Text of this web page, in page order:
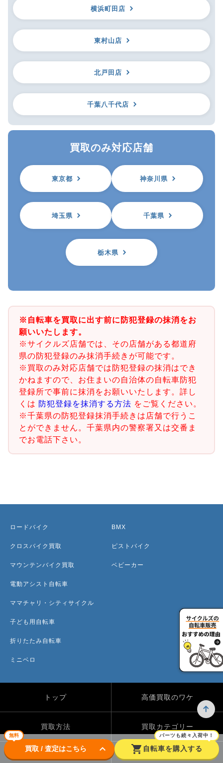
横浜町田店
東村山店
北戸田店
千葉八千代店
買取のみ対応店舗
東京都 神奈川県
埼玉県 千葉県
栃木県
※自転車を買取に出す前に防犯登録の抹消をお
願いいたします。
※サイクルズ店舗では、その店舗がある都道府
県の防犯登録のみ抹消手続きが可能です。
※買取のみ対応店舗では防犯登録の抹消はでき
かねますので、お住まいの自治体の自転車防犯
登録所で事前に抹消をお願いいたします。詳し
くは 防犯登録を抹消する方法 をご覧ください。
※千葉県の防犯登録抹消手続きは店舗で行うこ
とができません。千葉県内の警察署又は交番ま
でお電話下さい。
無料
買取 / 査定はこちら keyboard_arrow_down shopping_cart
パーツも続々入荷中！
自転車を購入する
ロードバイク
クロスバイク買取
マウンテンバイク買取
電動アシスト自転車
ママチャリ・シティサイクル
子ども用自転車
折りたたみ自転車
ミニベロ
BMX
ピストバイク
ベビーカー
トップ 高価買取のワケ
買取方法 買取カテゴリー